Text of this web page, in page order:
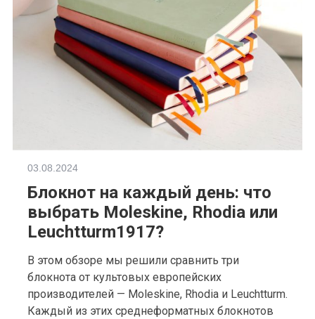
03.08.2024
Блокнот на каждый день: что
выбрать Moleskine, Rhodia или
Leuchtturm1917?
В этом обзоре мы решили сравнить три
блокнота от культовых европейских
производителей — Moleskine, Rhodia и Leuchtturm.
Каждый из этих среднеформатных блокнотов